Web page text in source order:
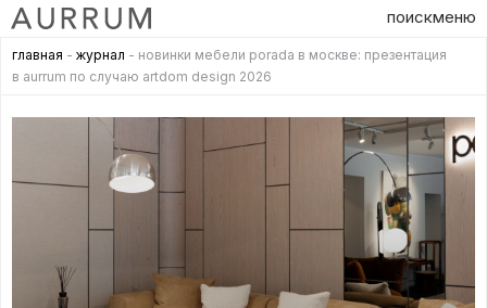
поискменю
главная - журнал - новинки мебели porada в москве: презентация
в aurrum по случаю artdom design 2026